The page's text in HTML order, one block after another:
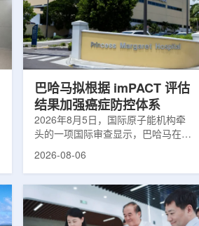
衰变的下一代核医学成像概念图目前
临床PET扫描主要利用正电子双光子
湮灭过程显示药物在体内的分布和积
累情况，但对组织缺氧等与疾病恶性
程度相关的微环境信息捕捉有限。...
巴哈马拟根据 imPACT 评估
结果加强癌症防控体系
2026年8月5日，国际原子能机构牵
头的一项国际审查显示，巴哈马在加
强癌症治疗服务方面具备进一步提升
治疗效果提出了路线图。巴哈马拿骚
玛格丽特公主医院(图片：Pelow
Media/Adobe Stock)这项 imPACT
2026-08-06